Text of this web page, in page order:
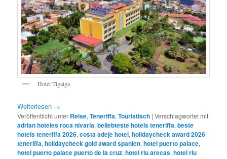
Hotel Tigaiga
Weiterlesen →
Veröffentlicht unter Reise,Teneriffa,Touristisch |Verschlagwortet mit
adrian hoteles roca nivaria,beliebteste hotels teneriffa,beste
hotels teneriffa 2026,costa adeje hotel,holidaycheck award 2026
teneriffa,holidaycheck gold award spanien,hotel puerto palace,
hotel puerto palace puerto de la cruz,hotel riu arecas,hotel riu